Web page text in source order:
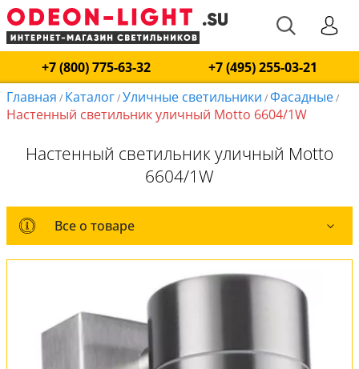
+7 (800) 775-63-32
+7 (495) 255-03-21
Главная / Каталог/Уличные светильники /Фасадные/
Настенный светильник уличный Motto 6604/1W
Настенный светильник уличный Motto
6604/1W
Все о товаре
Все о товаре
Комплект лампочек
Вся коллекция